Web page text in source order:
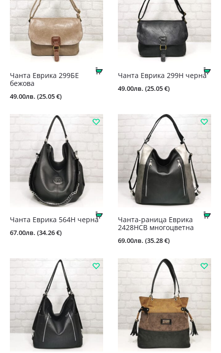
€).
€).
Купи
Чанта Еврика 299БЕ
бежова
49.00лв. (25.05 €)
Чанта Еврика 299Н черна
49.00лв. (25.05 €)
Купи
Чанта Еврика 564Н черна
67.00лв. (34.26 €)
Чанта-раница Еврика
2428НСВ многоцветна
69.00лв. (35.28 €)